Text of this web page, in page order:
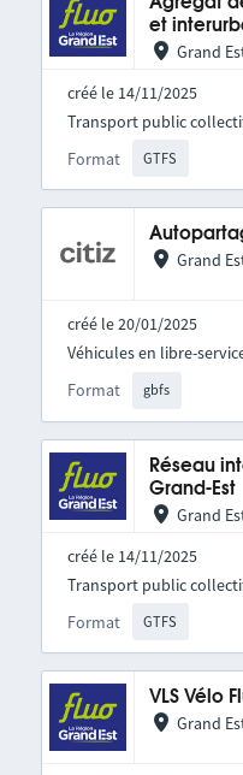
et
Grand
créé le 14/11/2025
Format GTFS
Transport public
Grand
créé le 20/01/2025
Format gbfs
Véhicules en libre-
Réseau
Grand-Est
Grand
créé le 14/11/2025
Format GTFS
Transport public
VLS Vélo
Grand